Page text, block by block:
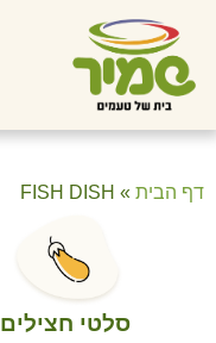
דף הבית »
FISH DISH
סלטי חצילים